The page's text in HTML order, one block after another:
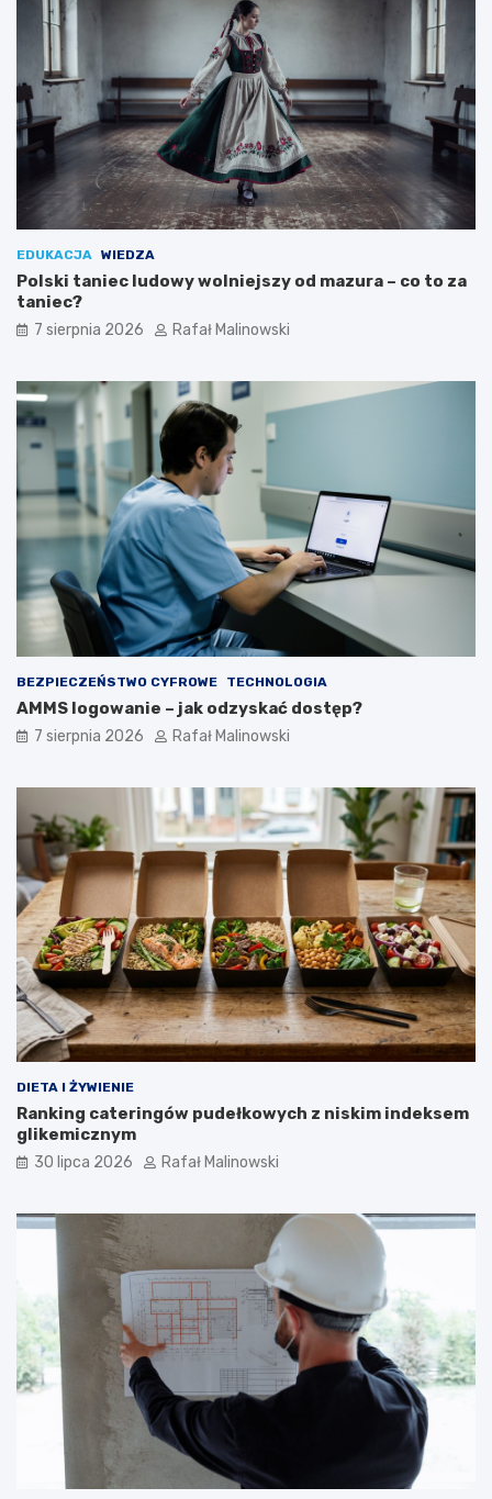
EDUKACJA WIEDZA
Polski taniec ludowy wolniejszy od mazura – co to za
taniec?
7 sierpnia 2026 Rafał Malinowski
BEZPIECZEŃSTWO CYFROWE TECHNOLOGIA
AMMS logowanie – jak odzyskać dostęp?
7 sierpnia 2026 Rafał Malinowski
DIETA I ŻYWIENIE
Ranking cateringów pudełkowych z niskim indeksem
glikemicznym
30 lipca 2026 Rafał Malinowski